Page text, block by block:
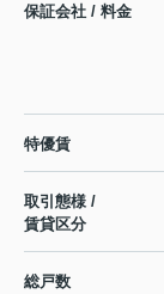
保証会社 / 料金
特優賃
取引態様 /
賃貸区分
総戸数